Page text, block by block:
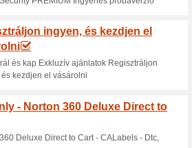
Akcio
lévő kiválasztott